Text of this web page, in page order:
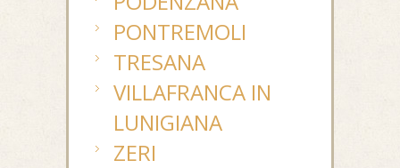
PONTREMOLI
TRESANA
VILLAFRANCA IN
LUNIGIANA
ZERI